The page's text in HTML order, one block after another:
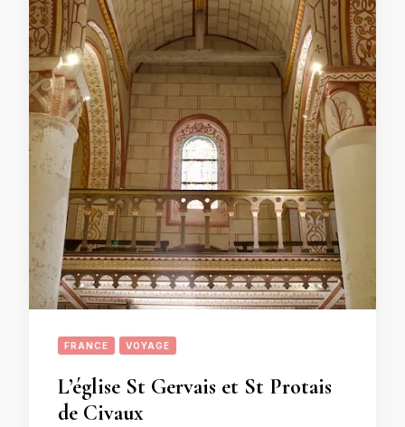
FRANCE VOYAGE
L’église St Gervais et St Protais
de Civaux